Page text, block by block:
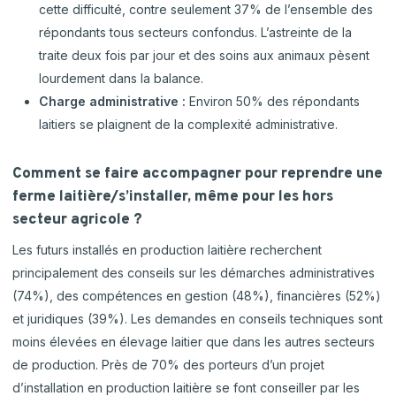
cette difficulté, contre seulement 37% de l’ensemble des
répondants tous secteurs confondus. L’astreinte de la
traite deux fois par jour et des soins aux animaux pèsent
lourdement dans la balance.
Charge administrative : Environ 50% des répondants
laitiers se plaignent de la complexité administrative.
Comment se faire accompagner pour reprendre une
ferme laitière/s’installer, même pour les hors
secteur agricole ?
Les futurs installés en production laitière recherchent
principalement des conseils sur les démarches administratives
(74%), des compétences en gestion (48%), financières (52%)
et juridiques (39%). Les demandes en conseils techniques sont
moins élevées en élevage laitier que dans les autres secteurs
de production. Près de 70% des porteurs d’un projet
d’installation en production laitière se font conseiller par les